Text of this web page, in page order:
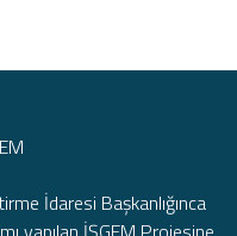
İdaresi Başkanlığınca